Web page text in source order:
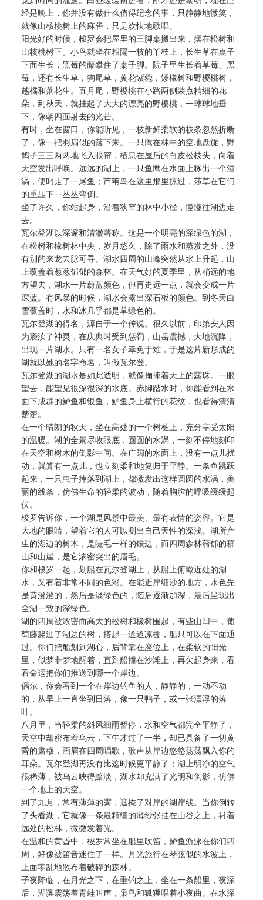
经是晚上，你并没有做什么值得纪念的事，只静静地微笑，
就像山核桃树上的麻雀，只是欢快地歌唱。
阳光好的时候，梭罗会把屋里的三脚桌搬出来，摆在松树和
山核桃树下。小鸟就坐在相隔一枝的丫枝上，长生草在桌子
下面生长，黑莓的藤攀住了桌子脚。院子里生长着草莓、黑
莓，还有长生草，狗尾草，黄花紫菀，矮橡树和野樱桃树，
越橘和落花生。五月尾，野樱桃在小路两侧装点精细的花
朵，到秋天，就挂起了大大的漂亮的野樱桃，一球球地垂
下，像朝四面射去的光芒。
有时，坐在窗口，你能听见，一枝新鲜柔软的枝条忽然折断
了，像一把羽扇似的落下来。一只鹰在林中的空地盘旋，野
鸽子三三两两地飞入眼帘，栖息在屋后的白皮松枝头，向着
天空发出呼唤。远远的湖上，一只鱼鹰在水面上啄出一个酒
涡，便叼走了一尾鱼；芦苇鸟在这里那里掠过，莎草在它们
的重压下一丛丛弯倒。
坐了许久，你站起身，沿着狭窄的林中小径，慢慢往湖边走
去。
瓦尔登湖以深邃和清澈著称。这是一个明亮的深绿色的湖，
在松树和橡树林中央，岁月悠久，除了雨水和蒸发之外，没
有别的来龙去脉可寻。湖水四周的山峰突然从水上升起，山
上覆盖着葱葱郁郁的森林。在天气好的夏季里，从稍远的地
方望去，湖水一片蔚蓝颜色，但再走远一点，就会变成一片
深蓝。有风暴的时候，湖水会露出深石板的颜色。到冬天白
雪覆盖时，水和冰几乎都是草绿色的。
瓦尔登湖的得名，源自于一个传说。很久以前，印第安人因
为亵渎了神灵，在庆典时受到惩罚，山岳震撼，大地沉降，
出现一片湖水。只有一名女子幸免于难，于是这片新形成的
湖就以她的名字命名，叫做瓦尔登。
瓦尔登湖的湖水是如此透明，就像掬捧着天上的露珠。一眼
望去，能望见很深很深的水底。赤脚踏水时，你能看到在水
面下成群的鲈鱼和银鱼，鲈鱼身上横行的花纹，也看得清清
楚楚。
在一个晴朗的秋天，坐在高处的一个树桩上，充分享受太阳
的温暖。湖的全景尽收眼底，圆圆的水涡，一刻不停地刻印
在天空和树木的倒影中间。在广阔的水面上，没有一点儿扰
动，就算有一点儿，也立刻柔和地复归于平静。一条鱼跳跃
起来，一只虫子掉落到湖上，都激发出这样圆圆的水涡，美
丽的线条，仿佛生命的轻柔的波动，随着胸膛的呼吸缓缓起
伏。
梭罗告诉你，一个湖是风景中最美、最有表情的姿容。它是
大地的眼睛，望着它的人可以测出自己天性的深浅。湖所产
生的湖边的树木，是睫毛一样的镶边，而四周森林蓊郁的群
山和山崖，是它浓密突出的眉毛。
你和梭罗一起，划船在瓦尔登湖上，从船上俯瞰近处的湖
水，又有着非常不同的色彩。在能近岸细沙的地方，水色先
是黄澄澄的，然后是淡绿色的，随后逐渐加深，最后呈现出
全湖一致的深绿色。
湖的四周被浓密而高大的松树和橡树围起，有些山凹中，葡
萄藤爬过了湖边的树，搭起一道道凉棚，船只可以在下面通
过。你们把船划到湖心，后背靠在座位上，在柔软的阳光
里，似梦非梦地醒着，直到船撞在沙滩上，再欠起身来，看
看命运把你们推送到哪一个岸边。
偶尔，你会看到一个在岸边钓鱼的人，静静的，一动不动
的，从早上一直坐到日落，像一只鸭子，或一张漂浮的落
叶。
八月里，当轻柔的斜风细雨暂停，水和空气都完全平静了，
天空中却密布着乌云，下午才过了一半，却已具备了一切黄
昏的肃穆，画眉在四周唱歌，歌声从岸边悠悠荡荡飘入你的
耳朵。瓦尔登湖再没有比这时候更平静了；湖上明净的空气
很稀薄，被乌云映得黯淡，湖水却充满了光明和倒影，仿佛
一个地上的天空。
到了九月，常有薄薄的雾，遮掩了对岸的湖岸线。当你倒转
了头看湖，它就像一条最精细的薄纱张挂在山谷之上，衬着
远处的松林，微微发着光。
在温和的黄昏中，梭罗常坐在船里吹笛，鲈鱼游泳在你们四
周，好像被笛音迷住了一样。月光旅行在琴弦似的水波上，
上面零乱地散布着破碎的森林。
子夜降临，在月光之下，在垂钓之上，坐在一条船里，夜深
后，湖滨震荡着青蛙叫声，枭鸟和狐狸唱着小夜曲。在水深